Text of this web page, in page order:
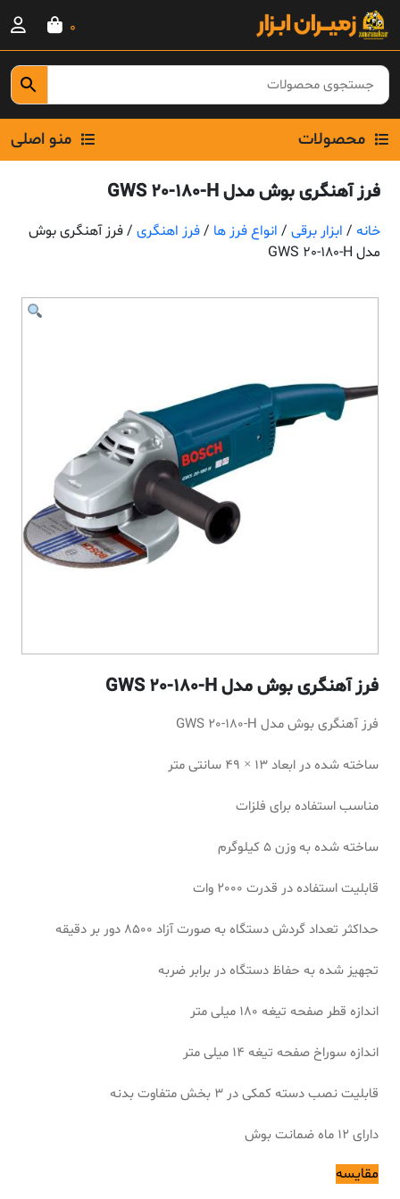
Skip
content
0
محصولات منو اصلی
فرز آهنگری بوش مدل GWS 20-180-H
خانه / ابزار برقی / انواع فرز ها /فرز اهنگری / فرز آهنگری بوش
مدل GWS 20-180-H
فرز آهنگری بوش مدل GWS 20-180-H
فرز آهنگری بوش مدل GWS 20-180-H
ساخته شده در ابعاد 13 × 49 سانتی متر
مناسب استفاده برای فلزات
ساخته شده به وزن 5 کیلوگرم
قابلیت استفاده در قدرت 2000 وات
حداکثر تعداد گردش دستگاه به صورت آزاد 8500 دور بر دقیقه
تجهیز شده به حفاظ دستگاه در برابر ضربه
اندازه قطر صفحه تیغه 180 میلی متر
اندازه سوراخ صفحه تیغه 14 میلی متر
قابلیت نصب دسته کمکی در 3 بخش متفاوت بدنه
دارای 12 ماه ضمانت بوش
مقایسه